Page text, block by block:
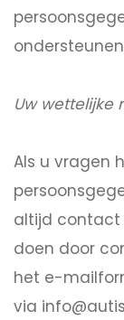
Uw wettelijke
Als u vragen
altijd contact
doen door
het e-
via